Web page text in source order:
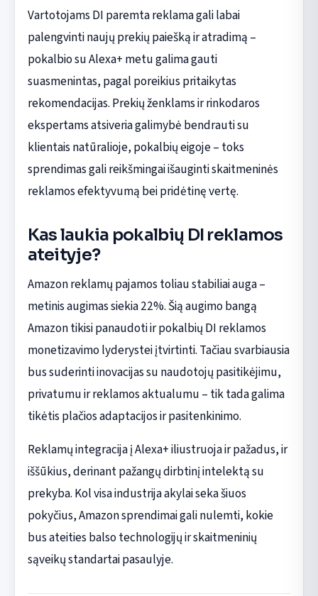
Vartotojams DI paremta reklama gali labai
palengvinti naujų prekių paiešką ir atradimą –
pokalbio su Alexa+ metu galima gauti
suasmenintas, pagal poreikius pritaikytas
rekomendacijas. Prekių ženklams ir rinkodaros
ekspertams atsiveria galimybė bendrauti su
klientais natūralioje, pokalbių eigoje – toks
sprendimas gali reikšmingai išauginti skaitmeninės
reklamos efektyvumą bei pridėtinę vertę.
Kas laukia pokalbių DI reklamos
ateityje?
Amazon reklamų pajamos toliau stabiliai auga –
metinis augimas siekia 22%. Šią augimo bangą
Amazon tikisi panaudoti ir pokalbių DI reklamos
monetizavimo lyderystei įtvirtinti. Tačiau svarbiausia
bus suderinti inovacijas su naudotojų pasitikėjimu,
privatumu ir reklamos aktualumu – tik tada galima
tikėtis plačios adaptacijos ir pasitenkinimo.
Reklamų integracija į Alexa+ iliustruoja ir pažadus, ir
iššūkius, derinant pažangų dirbtinį intelektą su
prekyba. Kol visa industrija akylai seka šiuos
pokyčius, Amazon sprendimai gali nulemti, kokie
bus ateities balso technologijų ir skaitmeninių
sąveikų standartai pasaulyje.